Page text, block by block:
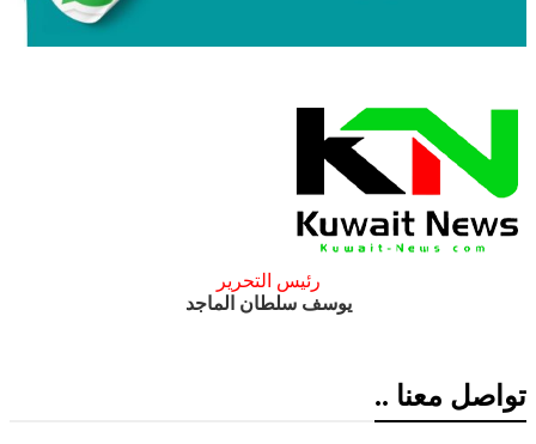
رئيس التحرير
يوسف سلطان الماجد
تواصل معنا ..